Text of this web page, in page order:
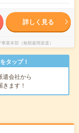
詳しく見る
業本部（無期雇用派遣）
タップ！
遣会社から
きます！